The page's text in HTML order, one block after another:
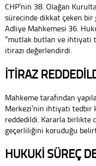
CHP’nin 38. Olağan
sürecinde dikkat çeken bir
Adliye Mahkemesi 36.
“mutlak butlan ve ihtiyati
itirazı değerlendirdi.
İTİRAZ
Mahkeme tarafından
Merkezi’nin ihtiyati tedbir
reddedildi. Kararla birlikte
geçerliliğini koruduğu
HUKUKİ SÜREÇ